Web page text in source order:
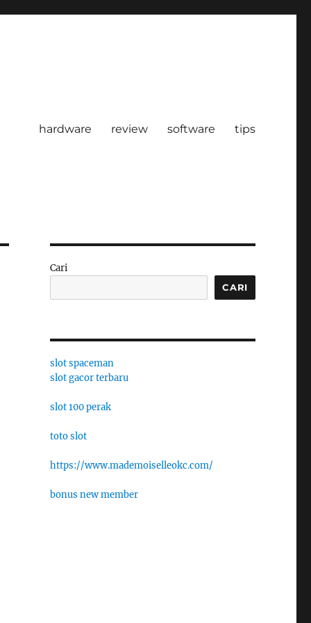
hardware review software tips
Cari
CARI
slot spaceman
slot gacor terbaru
slot 100 perak
toto slot
https://www.mademoiselleokc.com/
bonus new member